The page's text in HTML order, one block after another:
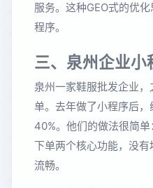
服务。这种GEO式的优
程序。
三、泉州企业小
泉州一家鞋服批发企业
单。去年做了小程序后
40%。他们的做法很简
下单两个核心功能，没
流畅。